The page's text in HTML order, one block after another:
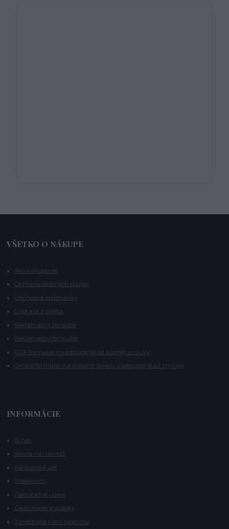
VŠETKO O NÁKUPE
Ako nakupovať
Ochrana osobných údajov
Obchodné podmienky
Doprava a platba
Reklamačný poriadok
Reklamačný formulár
PDF formulár na odstúpenie od kúpnej zmluvy
Online formulár na vrátenie tovaru a odstúpenie od zmluvy
INFORMÁCIE
O nás
Návod na montáž
Partnerská sieť
Showroom
Faktúračné údaje
Často kladené otázky
Zanechajte nám recenziu